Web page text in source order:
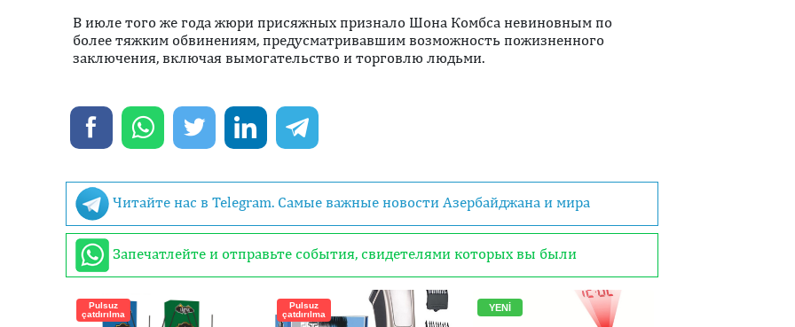
В июле того же года жюри присяжных признало Шона Комбса невиновным по
более тяжким обвинениям, предусматривавшим возможность пожизненного
заключения, включая вымогательство и торговлю людьми.
Читайте нас в Telegram. Самые важные новости Азербайджана и мира
Запечатлейте и отправьте события, свидетелями которых вы были